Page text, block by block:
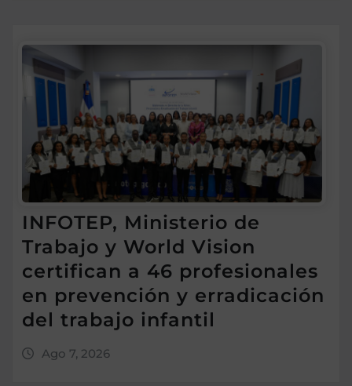
INFOTEP, Ministerio de
Trabajo y World Vision
certifican a 46 profesionales
en prevención y erradicación
del trabajo infantil
Ago 7, 2026